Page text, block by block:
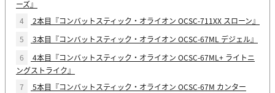
ーズ』
4
2本目『コンバットスティック・オライオン OCSC-711XX スローン』
5
3本目『コンバットスティック・オライオン OCSC-67ML デジェル』
6
4本目『コンバットスティック・オライオン OCSC-67ML+ ライトニ
ングストライク』
7
5本目『コンバットスティック・オライオン OCSC-67M カンター